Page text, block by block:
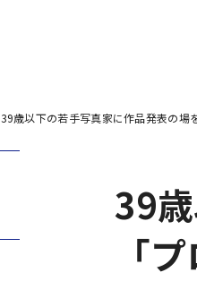
39歳以下の若手写真家に作品発表の
39
「